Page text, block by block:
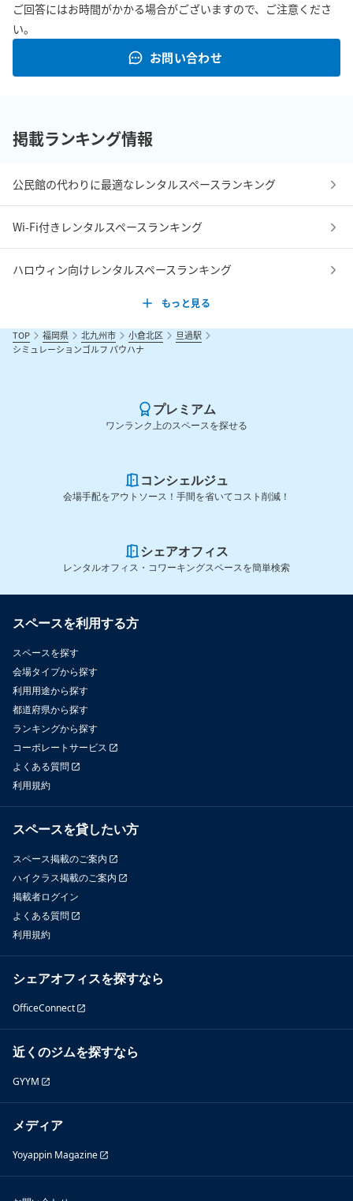
ご回答にはお時間がかかる場合がございますので、ご注意くださ
い。
お問い合わせ
掲載ランキング情報
公民館の代わりに最適なレンタルスペースランキング
Wi-Fi付きレンタルスペースランキング
ハロウィン向けレンタルスペースランキング
もっと見る
TOP 福岡県 北九州市 小倉北区
旦過駅
シミュレーションゴルフ パウハナ
プレミアム
ワンランク上のスペースを探せる
コンシェルジュ
会場手配をアウトソース！手間を省いてコスト削減！
シェアオフィス
レンタルオフィス・コワーキングスペースを簡単検索
スペースを利用する方
スペースを探す
会場タイプから探す
利用用途から探す
都道府県から探す
ランキングから探す
コーポレートサービス
よくある質問
利用規約
スペースを貸したい方
スペース掲載のご案内
ハイクラス掲載のご案内
掲載者ログイン
よくある質問
利用規約
シェアオフィスを探すなら
OfficeConnect
近くのジムを探すなら
GYYM
メディア
Yoyappin Magazine